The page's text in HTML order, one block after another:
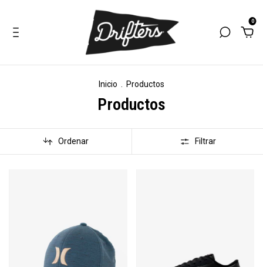
0
Inicio Productos
Productos
Ordenar Filtrar